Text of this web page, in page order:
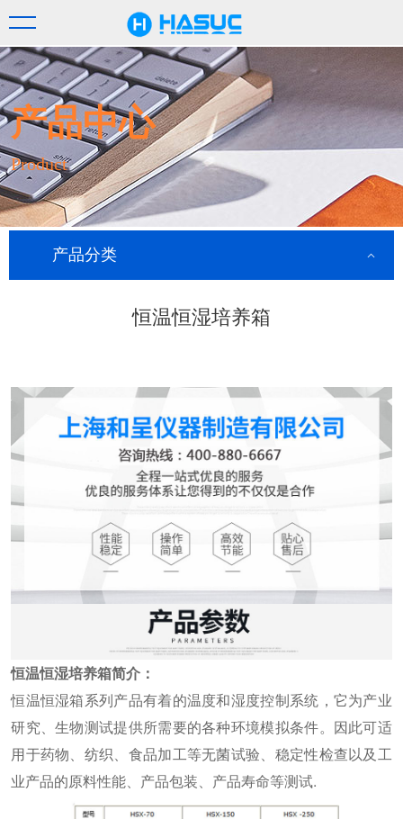
产品中心
Product
产品分类
恒温恒湿培养箱
恒温恒湿培养箱简介：
恒温恒湿箱系列产品有着的温度和湿度控制系统，它为产业
研究、生物测试提供所需要的各种环境模拟条件。因此可适
用于药物、纺织、食品加工等无菌试验、稳定性检查以及工
业产品的原料性能、产品包装、产品寿命等测试.